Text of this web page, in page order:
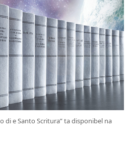
di e Santo Scritura” ta disponibel na